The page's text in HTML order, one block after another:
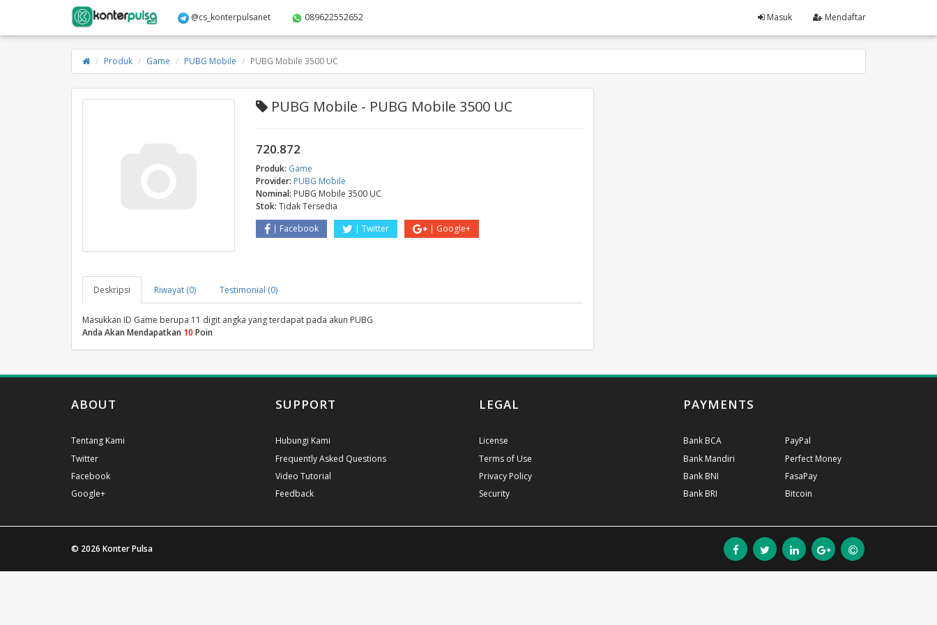
@cs_konterpulsanet 089622552652 Masuk Mendaftar
Produk Game PUBG Mobile PUBG Mobile 3500 UC
PUBG Mobile - PUBG Mobile 3500 UC
720.872
Produk: Game
Provider: PUBG Mobile
Nominal: PUBG Mobile 3500 UC
Stok: Tidak Tersedia
Facebook
Twitter Google+
Deskripsi Riwayat (0) Testimonial (0)
Masukkan ID Game berupa 11 digit angka yang terdapat pada akun PUBG
Anda Akan Mendapatkan 10 Poin
ABOUT
Tentang Kami
Twitter
Facebook
Google+
SUPPORT
Hubungi Kami
Frequently Asked Questions
Video Tutorial
Feedback
LEGAL
License
Terms of Use
Privacy Policy
Security
PAYMENTS
Bank BCA
Bank Mandiri
Bank BNI
Bank BRI
PayPal
Perfect Money
FasaPay
Bitcoin
© 2026 Konter Pulsa